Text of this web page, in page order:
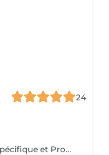
24
Diagnostique, Shampooing Traitant, Soin Spécifique et Produits Coiffants inclus